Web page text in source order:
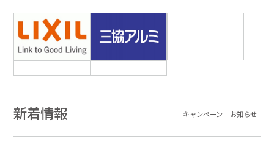
新着情報 キャンペーン お知らせ